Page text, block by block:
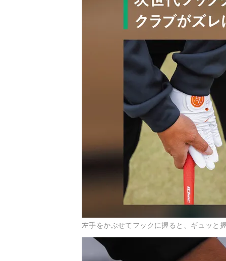
左手をかぶせてフックに握ると、ギュッと